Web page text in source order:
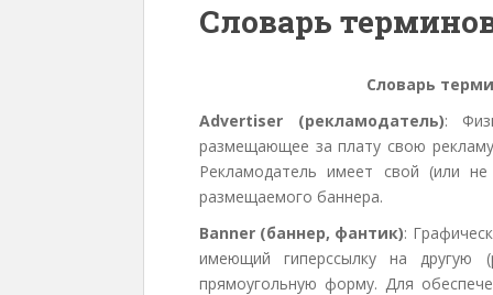
Словарь
Словарь
Advertiser (рекламодатель):
размещающее за плату свою
Рекламодатель имеет свой (или
размещаемого баннера.
Banner (баннер, фантик):
имеющий гиперссылку на другую
прямоугольную форму. Для